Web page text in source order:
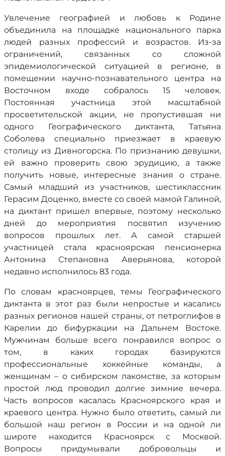
Увлечение географией и любовь к Родине
объединила на площадке национального парка
людей разных профессий и возрастов. Из-за
ограничений, связанных со сложной
эпидемиологической ситуацией в регионе, в
помещении научно-познавательного центра на
Восточном входе собралось 15 человек.
Постоянная участница этой масштабной
просветительской акции, не пропустившая ни
одного Географического диктанта, Татьяна
Соболева специально приезжает в краевую
столицу из Дивногорска. По признанию девушки,
ей важно проверить свою эрудицию, а также
получить новые, интересные знания о стране.
Самый младший из участников, шестиклассник
Герасим Доценко, вместе со своей мамой Галиной,
на диктант пришел впервые, поэтому несколько
дней до мероприятия посвятил изучению
вопросов прошлых лет. А самой старшей
участницей стала красноярская пенсионерка
Антонина Степановна Аверьянова, которой
недавно исполнилось 83 года.
По словам красноярцев, темы Географического
диктанта в этот раз были непростые и касались
разных регионов нашей страны, от петроглифов в
Карелии до бифуркации на Дальнем Востоке.
Мужчинам больше всего понравился вопрос о
том, в каких городах базируются
профессиональные хоккейные команды, а
женщинам – о сибирском лакомстве, за которым
простой люд проводил долгие зимние вечера.
Часть вопросов касалась Красноярского края и
краевого центра. Нужно было ответить, самый ли
большой наш регион в России и на одной ли
широте находится Красноярск с Москвой.
Вопросы придумывали добровольцы и